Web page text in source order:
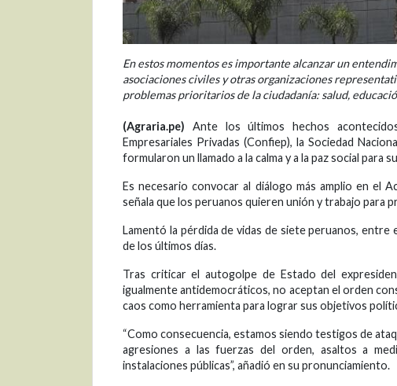
En estos momentos es importante alcanzar un
asociaciones civiles y otras organizaciones
problemas prioritarios de la ciudadanía: salud,
(Agraria.pe) Ante los últimos hechos
Empresariales Privadas (Confiep), la Sociedad
formularon un llamado a la calma y a la paz social para
Es necesario convocar al diálogo más amplio en el
señala que los peruanos quieren unión y trabajo para
Lamentó la pérdida de vidas de siete peruanos,
de los últimos días.
Tras criticar el autogolpe de Estado del
igualmente antidemocráticos, no aceptan el orden
caos como herramienta para lograr sus objetivos
“Como consecuencia, estamos siendo testigos de
agresiones a las fuerzas del orden, asaltos a
instalaciones públicas”, añadió en su pronunciamiento.